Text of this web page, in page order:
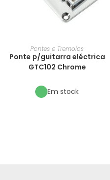
Pontes e Tremolos
Ponte p/guitarra eléctrica
GTC102 Chrome
Em stock